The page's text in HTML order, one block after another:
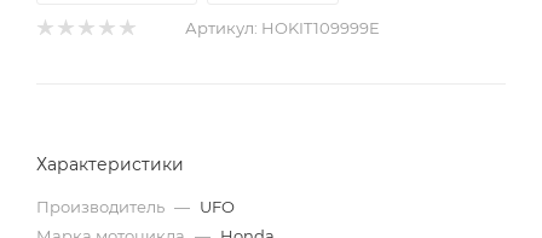
Артикул: HOKIT109999E
Характеристики
Производитель — UFO